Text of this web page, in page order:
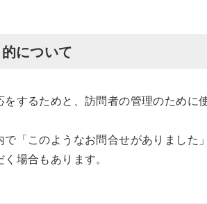
について
をするためと、訪問者の管理のために
で「このようなお問合せがありました
場合もあります。